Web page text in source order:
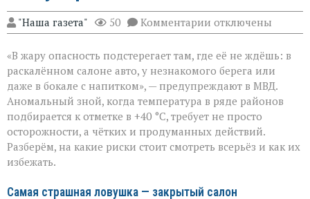
"Наша газета" 50 Комментарии к
записи
не
прощает
легкомыслия»:
МВД — о
том,
как
уберечь
себя
и
отключены
«В жару опасность подстерегает там, где её не ждёшь: в
раскалённом салоне авто, у незнакомого берега или
даже в бокале с напитком», — предупреждают в МВД.
Аномальный зной, когда температура в ряде районов
подбирается к отметке в +40 °C, требует не просто
осторожности, а чётких и продуманных действий.
Разберём, на какие риски стоит смотреть всерьёз и как их
избежать.
Самая страшная ловушка — закрытый салон